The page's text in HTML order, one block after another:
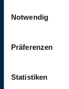
gelistet.
Notwendig
Präferenzen
Statistiken
Veranstalter und Ort
Adresse